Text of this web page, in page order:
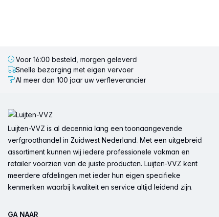
Voor 16:00 besteld, morgen geleverd
Snelle bezorging met eigen vervoer
Al meer dan 100 jaar uw verfleverancier
Luijten-VVZ is al decennia lang een toonaangevende
verfgroothandel in Zuidwest Nederland. Met een uitgebreid
assortiment kunnen wij iedere professionele vakman en
retailer voorzien van de juiste producten. Luijten-VVZ kent
meerdere afdelingen met ieder hun eigen specifieke
kenmerken waarbij kwaliteit en service altijd leidend zijn.
GA NAAR